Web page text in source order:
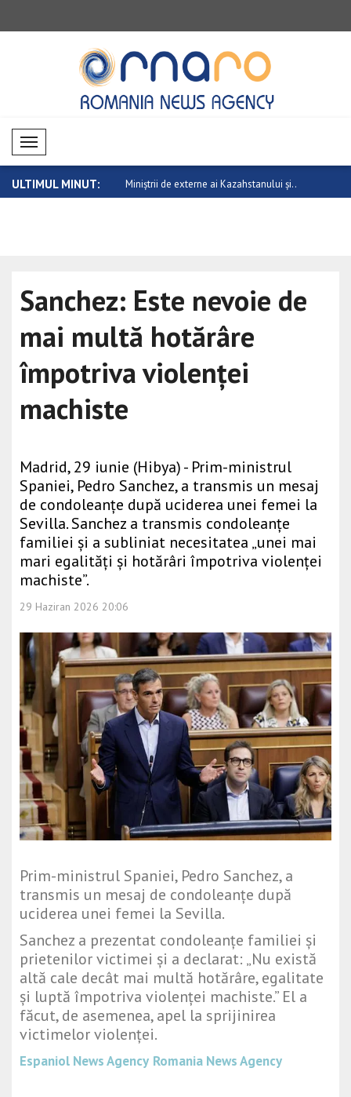
Mobil Menü
ULTIMUL MINUT:
vor tolera un stat paria Miniștrii de externe ai Kazahstanului și..
Sanchez: Este nevoie de
mai multă hotărâre
împotriva violenței
machiste
Madrid, 29 iunie (Hibya) - Prim-ministrul
Spaniei, Pedro Sanchez, a transmis un mesaj
de condoleanțe după uciderea unei femei la
Sevilla. Sanchez a transmis condoleanțe
familiei și a subliniat necesitatea „unei mai
mari egalități și hotărâri împotriva violenței
machiste”.
29 Haziran 2026 20:06
Prim-ministrul Spaniei, Pedro Sanchez, a
transmis un mesaj de condoleanțe după
uciderea unei femei la Sevilla.
Sanchez a prezentat condoleanțe familiei și
prietenilor victimei și a declarat: „Nu există
altă cale decât mai multă hotărâre, egalitate
și luptă împotriva violenței machiste.” El a
făcut, de asemenea, apel la sprijinirea
victimelor violenței.
Espaniol News Agency Romania News Agency